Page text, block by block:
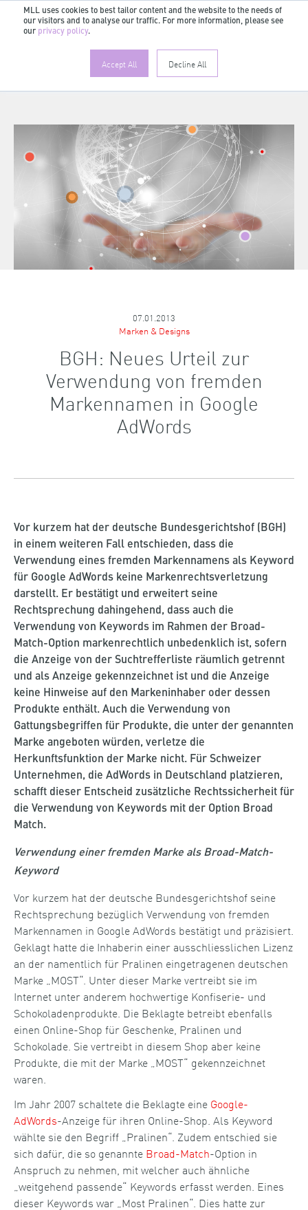
MLL uses cookies to best tailor content and the website to the needs of
our visitors and to analyse our traffic. For more information, please see
our privacy policy.
Accept All Decline All
07.01.2013
Marken & Designs
BGH: Neues Urteil zur
Verwendung von fremden
Markennamen in Google
AdWords
Vor kurzem hat der deutsche Bundesgerichtshof (BGH)
in einem weiteren Fall entschieden, dass die
Verwendung eines fremden Markennamens als Keyword
für Google AdWords keine Markenrechtsverletzung
darstellt. Er bestätigt und erweitert seine
Rechtsprechung dahingehend, dass auch die
Verwendung von Keywords im Rahmen der Broad-
Match-Option markenrechtlich unbedenklich ist, sofern
die Anzeige von der Suchtrefferliste räumlich getrennt
und als Anzeige gekennzeichnet ist und die Anzeige
keine Hinweise auf den Markeninhaber oder dessen
Produkte enthält. Auch die Verwendung von
Gattungsbegriffen für Produkte, die unter der genannten
Marke angeboten würden, verletze die
Herkunftsfunktion der Marke nicht. Für Schweizer
Unternehmen, die AdWords in Deutschland platzieren,
schafft dieser Entscheid zusätzliche Rechtssicherheit für
die Verwendung von Keywords mit der Option Broad
Match.
Verwendung einer fremden Marke als Broad-Match-
Keyword
Vor kurzem hat der deutsche Bundesgerichtshof seine
Rechtsprechung bezüglich Verwendung von fremden
Markennamen in Google AdWords bestätigt und präzisiert.
Geklagt hatte die Inhaberin einer ausschliesslichen Lizenz
an der namentlich für Pralinen eingetragenen deutschen
Marke „MOST“. Unter dieser Marke vertreibt sie im
Internet unter anderem hochwertige Konfiserie- und
Schokoladenprodukte. Die Beklagte betreibt ebenfalls
einen Online-Shop für Geschenke, Pralinen und
Schokolade. Sie vertreibt in diesem Shop aber keine
Produkte, die mit der Marke „MOST“ gekennzeichnet
waren.
Im Jahr 2007 schaltete die Beklagte eine Google-
AdWords-Anzeige für ihren Online-Shop. Als Keyword
wählte sie den Begriff „Pralinen“. Zudem entschied sie
sich dafür, die so genannte Broad-Match-Option in
Anspruch zu nehmen, mit welcher auch ähnliche
„weitgehend passende“ Keywords erfasst werden. Eines
dieser Keywords war „Most Pralinen“. Dies hatte zur